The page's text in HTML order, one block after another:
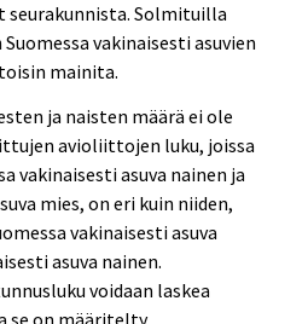
Solmituilla
vakinaisesti asuvien
mainita.
ja naisten määrä ei ole
avioliittojen luku, joissa
vakinaisesti asuva nainen ja
mies, on eri kuin niiden,
vakinaisesti asuva
asuva nainen.
voidaan laskea
se on määritelty